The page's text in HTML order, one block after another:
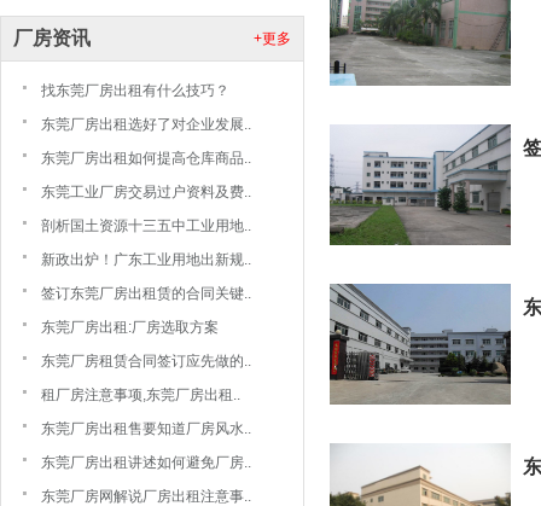
+更多
厂房资讯
找东莞厂房出租有什么技巧？
东莞厂房出租选好了对企业发展..
东莞厂房出租如何提高仓库商品..
东莞工业厂房交易过户资料及费..
剖析国土资源十三五中工业用地..
新政出炉！广东工业用地出新规..
签订东莞厂房出租赁的合同关键..
东莞厂房出租:厂房选取方案
东莞厂房租赁合同签订应先做的..
租厂房注意事项,东莞厂房出租..
东莞厂房出租售要知道厂房风水..
东莞厂房出租讲述如何避免厂房..
东莞厂房网解说厂房出租注意事..